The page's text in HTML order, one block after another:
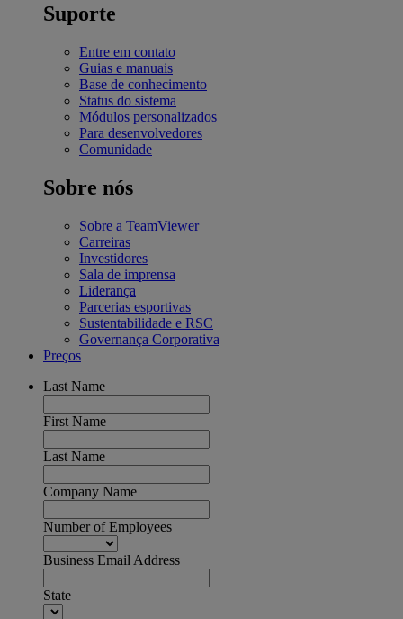
Suporte
Entre em contato
Guias e manuais
Base de conhecimento
Status do sistema
Módulos personalizados
Para desenvolvedores
Comunidade
Sobre nós
Sobre a TeamViewer
Carreiras
Investidores
Sala de imprensa
Liderança
Parcerias esportivas
Sustentabilidade e RSC
Governança Corporativa
Preços
Last Name
First Name
Last Name
Company Name
Number of Employees
Business Email Address
State